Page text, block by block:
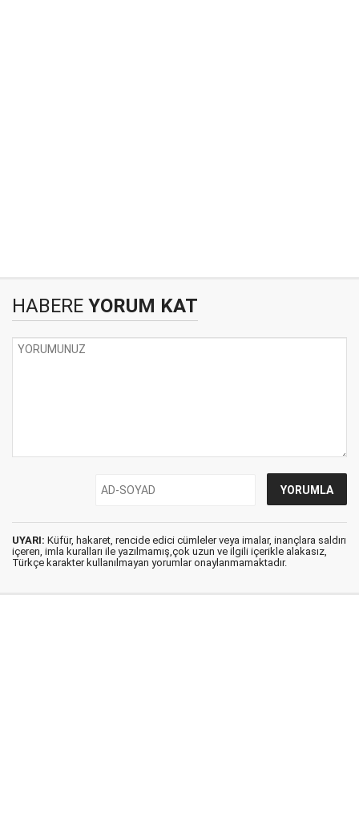
HABERE YORUM KAT
UYARI: Küfür, hakaret, rencide edici cümleler veya imalar, inançlara saldırı
içeren, imla kuralları ile yazılmamış,çok uzun ve ilgili içerikle alakasız,
Türkçe karakter kullanılmayan yorumlar onaylanmamaktadır.